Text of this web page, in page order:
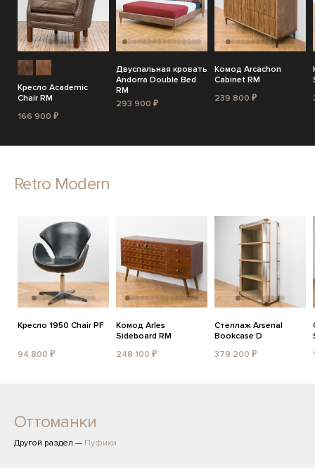
Кресло Academic
Chair RM
166 900 ₽
Двуспальная кровать
Andorra Double Bed
RM
293 900 ₽
Комод Arcachon
Cabinet RM
239 800 ₽
Retro Modern
Кресло 1950 Chair PF
94 800 ₽
Комод Arles
Sideboard RM
248 100 ₽
Стеллаж Arsenal
Bookcase D
379 200 ₽
Оттоманки
Другой раздел — Пуфики